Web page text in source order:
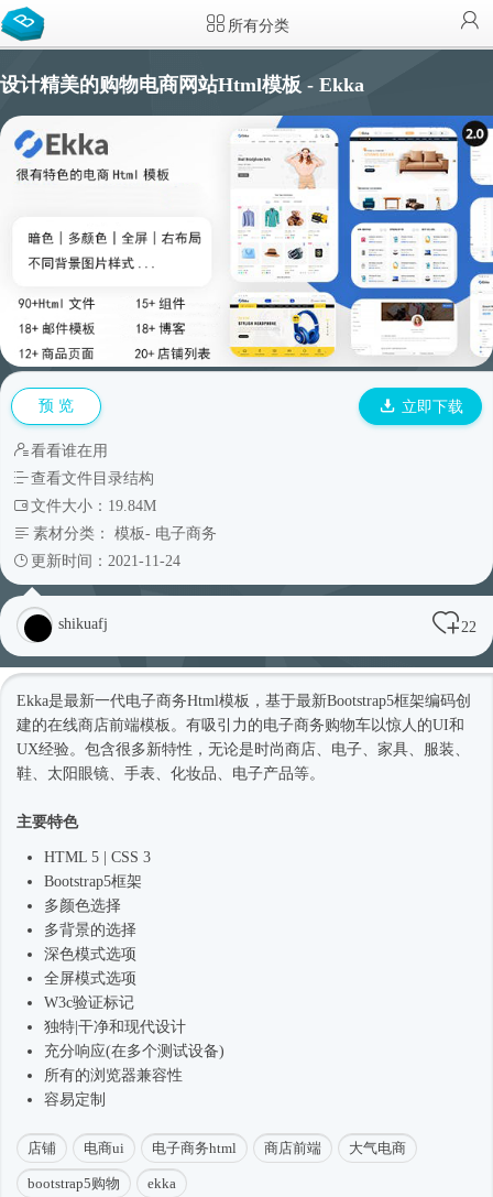
所有分类
设计精美的购物电商网站Html模板 - Ekka
预 览 立即下载
看看谁在用
查看文件目录结构
文件大小：19.84M
素材分类： 模板- 电子商务
更新时间：2021-11-24
shikuafj 22
Ekka是最新一代电子商务Html模板 ，基于最新Bootstrap5框架编码创
建的在线商店前端模板。有吸引力的电子商务购物车以惊人的UI和
UX经验。包含很多新特性，无论是 时尚商店、电子、家具、服装、
鞋、太阳眼镜、手表、化妆品、电子产品等。
主要特色
HTML 5 | CSS 3
Bootstrap5框架
多颜色选择
多背景的选择
深色模式选项
全屏模式选项
W3c验证标记
独特|干净和现代设计
充分响应(在多个测试设备)
所有的浏览器兼容性
容易定制
店铺 电商ui 电子商务html 商店前端 大气电商
bootstrap5购物 ekka